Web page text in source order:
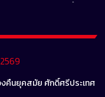
งคืนยุคสมัย ศักดิ์ศรีประเทศ